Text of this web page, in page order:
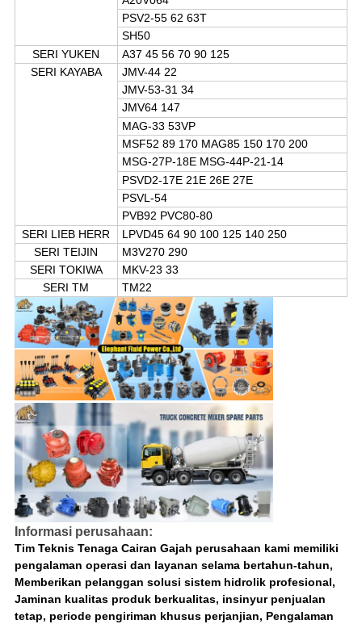
PSV2-55 62 63T
SH50
SERI YUKEN
A37 45 56 70 90 125
SERI KAYABA
JMV-44 22
JMV-53-31 34
JMV64 147
MAG-33 53VP
MSF52 89 170 MAG85 150 170 200
MSG-27P-18E MSG-44P-21-14
PSVD2-17E 21E 26E 27E
PSVL-54
PVB92 PVC80-80
SERI LIEB HERR
LPVD45 64 90 100 125 140 250
SERI TEIJIN
M3V270 290
SERI TOKIWA
MKV-23 33
SERI TM
TM22
Informasi perusahaan:
Tim Teknis Tenaga Cairan Gajah perusahaan kami memiliki
pengalaman operasi dan layanan selama bertahun-tahun,
Memberikan pelanggan solusi sistem hidrolik profesional,
Jaminan kualitas produk berkualitas, insinyur penjualan
tetap, periode pengiriman khusus perjanjian, Pengalaman